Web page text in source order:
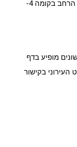
בקומה 4-
מופיע בדף
העירוני בקישור